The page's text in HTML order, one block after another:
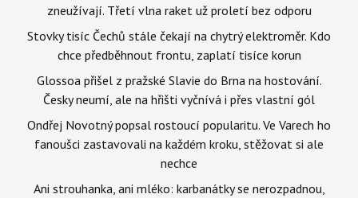
zneužívají. Třetí vlna raket už proletí bez odporu
Stovky tisíc Čechů stále čekají na chytrý elektroměr. Kdo
chce předběhnout frontu, zaplatí tisíce korun
Glossoa přišel z pražské Slavie do Brna na hostování.
Česky neumí, ale na hřišti vyčnívá i přes vlastní gól
Ondřej Novotný popsal rostoucí popularitu. Ve Varech ho
fanoušci zastavovali na každém kroku, stěžovat si ale
nechce
Ani strouhanka, ani mléko: karbanátky se nerozpadnou,